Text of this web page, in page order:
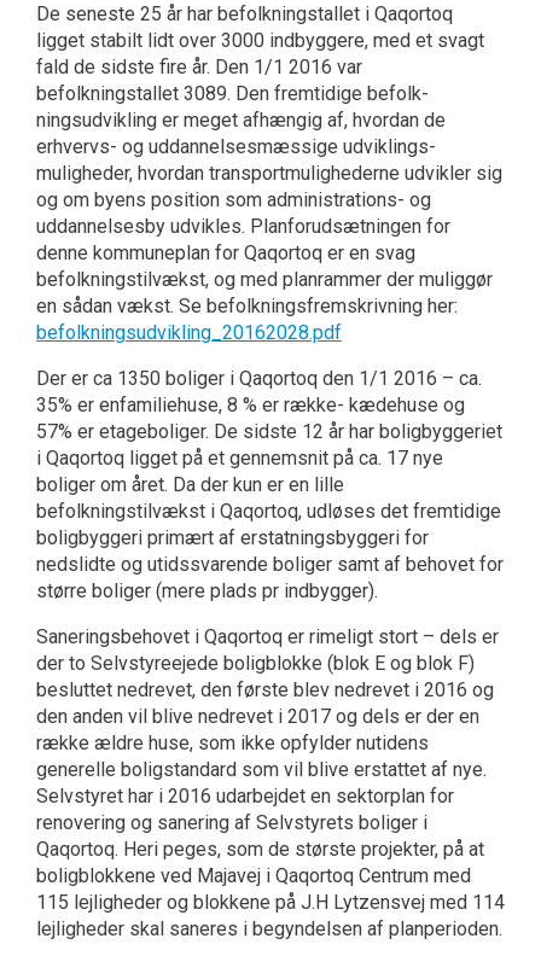
De seneste 25 år har befolkningstallet i Qaqortoq
ligget stabilt lidt over 3000 indbyggere, med et svagt
fald de sidste fire år. Den 1/1 2016 var
befolkningstallet 3089. Den fremtidige befolk­
ningsudvikling er meget afhængig af, hvordan de
erhvervs- og uddannelsesmæssige udvik­lings­
muligheder, hvordan transportmulig­hederne udvikler sig
og om byens position som administrations- og
uddannelsesby udvikles. Planforudsætningen for
denne kommuneplan for Qaqortoq er en svag
befolkningstilvækst, og med planrammer der muliggør
en sådan vækst. Se befolkningsfremskrivning her:
befolkningsudvikling_20162028.pdf
Der er ca 1350 boliger i Qaqortoq den 1/1 2016 – ca.
35% er enfamiliehuse, 8 % er række- kædehuse og
57% er etageboliger. De sidste 12 år har boligbyggeriet
i Qaqortoq ligget på et gennemsnit på ca. 17 nye
boliger om året. Da der kun er en lille
befolkningstilvækst i Qaqortoq, udløses det fremtidige
boligbyggeri primært af erstatningsbyggeri for
nedslidte og utidssvarende boliger samt af behovet for
større boliger (mere plads pr indbygger).
Saneringsbehovet i Qaqortoq er rimeligt stort – dels er
der to Selvstyreejede boligblokke (blok E og blok F)
besluttet nedrevet, den første blev nedrevet i 2016 og
den anden vil blive nedrevet i 2017 og dels er der en
række ældre huse, som ikke opfylder nutidens
generelle boligstandard som vil blive erstattet af nye.
Selvstyret har i 2016 udarbejdet en sektorplan for
renovering og sanering af Selvstyrets boliger i
Qaqortoq. Heri peges, som de største projekter, på at
boligblokkene ved Majavej i Qaqortoq Centrum med
115 lejligheder og blokkene på J.H Lytzensvej med 114
lejligheder skal saneres i begyndelsen af planperioden.